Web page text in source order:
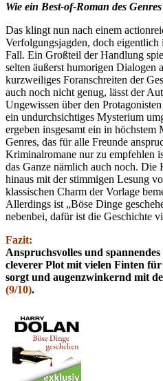
Wie ein Best-of-Roman des Genres
Das klingt nun nach einem
Verfolgungsjagden, doch eigentlich
Fall. Ein Großteil der Handlung
selten äußerst humorigen Dialogen
kurzweiliges Foranschreiten der
auch noch nicht genug, lässt der
Ungewissen über den
ein undurchsichtiges Mysterium
ergeben insgesamt ein in höchstem
Genres, das für alle Freunde
Kriminalromane nur zu empfehlen
das Ganze nämlich auch noch. Die
hinaus mit der stimmigen Lesung
klassischen Charm der Vorlage
Allerdings ist „Böse Dinge
nebenbei, dafür ist die Geschichte
Fazit:
Anspruchsvolles und
cleverer Plot mit vielen Finten
sorgt und augenzwinkernd mit
(9/10).